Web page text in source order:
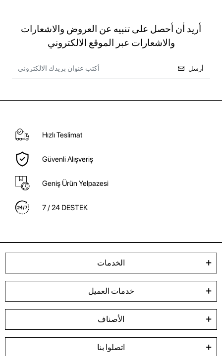
أريد أن أحصل على تنبيه عن العروض والاشعارات
والاشعارات عبر الموقع الالكتروني
أرسل
Hızlı Teslimat
Güvenli Alışveriş
Geniş Ürün Yelpazesi
7 / 24 DESTEK
الخدمات
خدمات العميل
الأصناف
اتصلوا بنا